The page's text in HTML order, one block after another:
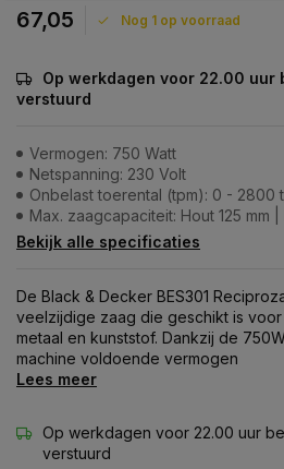
67,05 Nog 1 op voorraad
Op werkdagen voor 22.00 uur
verstuurd
Vermogen: 750 Watt
Netspanning: 230 Volt
Onbelast toerental (tpm): 0 - 2800
Max. zaagcapaciteit: Hout 125 mm |
Bekijk alle specificaties
De Black & Decker BES301
veelzijdige zaag die geschikt is voor
metaal en kunststof. Dankzij de
machine voldoende vermogen
Lees meer
Op werkdagen voor 22.00 uur
verstuurd